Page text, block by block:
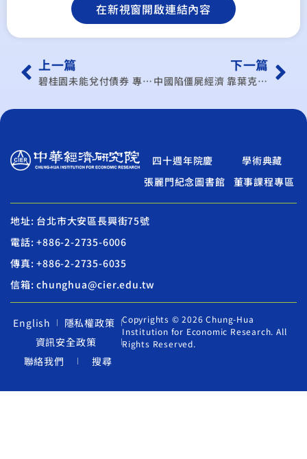
在新視窗開啟連結內容
上一篇
碧桂園未能兌付債券 專家：注意臺灣金融業有無間接曝險
下一篇
中國陷僵屍經濟 靠葉克膜療法延命
四十週年院慶
學術典藏
張麗門紀念圖書館
董事課程專區
地址: 台北市大安區長興街75號
電話: +886-2-2735-6006
傳真: +886-2-2735-6035
信箱: chunghua@cier.edu.tw
English
隱私權政策
資訊安全政策
聯絡我們
搜尋
Copyrights © 2026 Chung-Hua
Institution for Economic Research. All
Rights Reserved.